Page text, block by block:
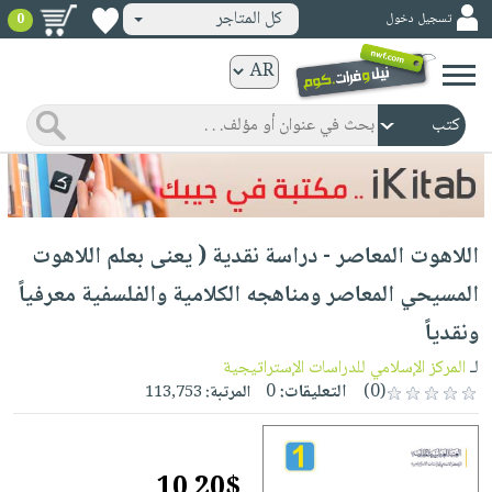
ورقية
المواضيع
صدر
حديثاً
الأكثر
مبيعاً
جوائز
شحن
مخفض
عروض
خاصة
صفحات
كتب
الكترونية
الرئيسية
صدر
حديثاً
الأكثر
مبيعاً
كتب
مجانية
صوتية
الصفحة
الرئيسية
masmu3
بلا
حدود
أطفال
وناشئة
الصفحةوسائل
تسجيل دخول كل المتاجر 0
اللاهوت المعاصر - دراسة نقدية ( يعنى بعلم اللاهوت
المسيحي المعاصر ومناهجه الكلامية والفلسفية معرفياً
ونقدياً
لـالمركز الإسلامي للدراسات الإستراتيجية
(0)
التعليقات:0 المرتبة:113,753